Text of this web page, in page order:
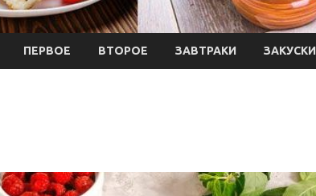
ПЕРВОЕ ВТОРОЕ ЗАВТРАКИ ЗАКУСКИ